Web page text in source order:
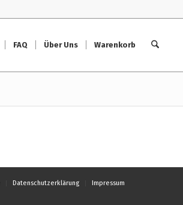
FAQ Über Uns Warenkorb
Datenschutzerklärung Impressum